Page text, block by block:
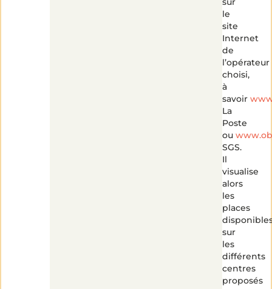
le
site
Internet
de
l’opérateur
choisi,
à
savoir
La
Poste
ou
SGS.
Il
visualise
alors
les
places
sur
les
différents
centres
proposés